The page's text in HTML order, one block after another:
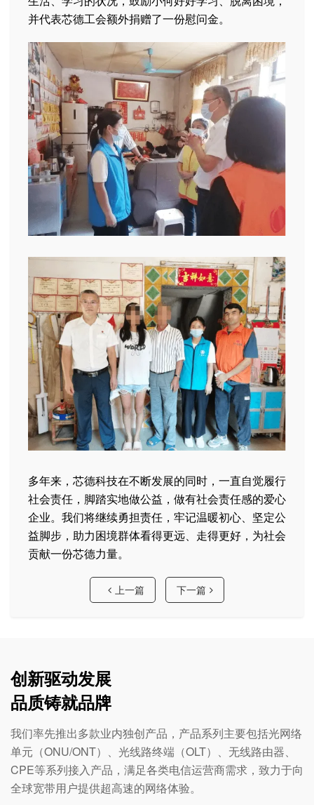
并代表芯德工会额外捐赠了一份慰问金。
多年来，芯德科技在不断发展的同时，一直自觉履行
社会责任，脚踏实地做公益，做有社会责任感的爱心
企业。我们将继续勇担责任，牢记温暖初心、坚定公
益脚步，助力困境群体看得更远、走得更好，为社会
贡献一份芯德力量。
上一篇 下一篇
创新驱动发展
品质铸就品牌
我们率先推出多款业内独创产品，产品系列主要包括光网络
单元（ONU/ONT）、光线路终端（OLT）、无线路由器、
CPE等系列接入产品，满足各类电信运营商需求，致力于向
全球宽带用户提供超高速的网络体验。